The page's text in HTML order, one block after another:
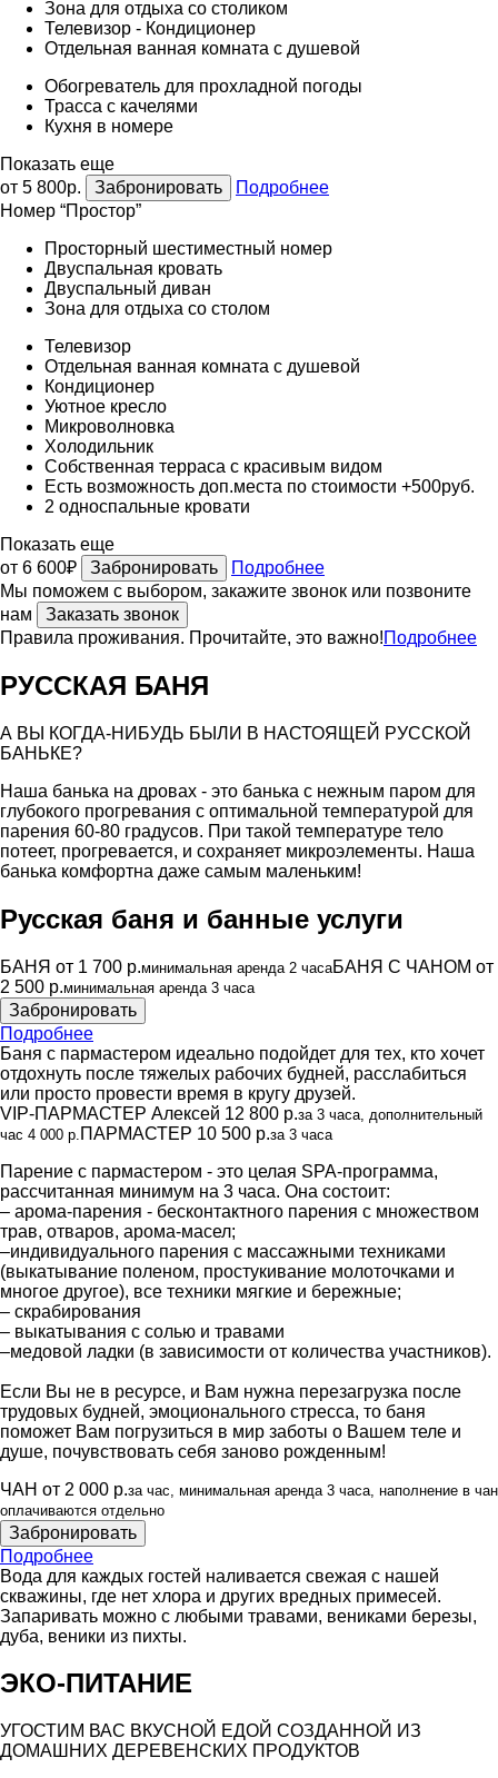
Зона для отдыха со столиком
Телевизор - Кондиционер
Отдельная ванная комната с душевой
Обогреватель для прохладной погоды
Трасса с качелями
Кухня в номере
Показать еще
от 5 800р.
Забронировать
Подробнее
Номер “Простор”
Просторный шестиместный номер
Двуспальная кровать
Двуспальный диван
Зона для отдыха со столом
Телевизор
Отдельная ванная комната с душевой
Кондиционер
Уютное кресло
Микроволновка
Холодильник
Собственная терраса с красивым видом
Есть возможность доп.места по стоимости +500руб.
2 односпальные кровати
Показать еще
от 6 600₽
Забронировать
Подробнее
Мы поможем с выбором, закажите звонок или позвоните
нам
Заказать звонок
Правила проживания. Прочитайте, это важно!Подробнее
РУССКАЯ БАНЯ
А ВЫ КОГДА-НИБУДЬ БЫЛИ В НАСТОЯЩЕЙ РУССКОЙ
БАНЬКЕ?
Наша банька на дровах - это банька с нежным паром для
глубокого прогревания с оптимальной температурой для
парения 60-80 градусов. При такой температуре тело
потеет, прогревается, и сохраняет микроэлементы. Наша
банька комфортна даже самым маленьким!
Русская баня и банные услуги
БАНЯ от 1 700 р.минимальная аренда 2 часаБАНЯ С ЧАНОМ от
2 500 р.минимальная аренда 3 часа
Забронировать
Подробнее
Баня с пармастером идеально подойдет для тех, кто хочет
отдохнуть после тяжелых рабочих будней, расслабиться
или просто провести время в кругу друзей.
VIP-ПАРМАСТЕР Алексей 12 800 р.за 3 часа, дополнительный
час 4 000 р. ПАРМАСТЕР 10 500 р.за 3 часа
Парение с пармастером - это целая SPA-программа,
рассчитанная минимум на 3 часа. Она состоит:
– арома-парения - бесконтактного парения с множеством
трав, отваров, арома-масел;
–индивидуального парения с массажными техниками
(выкатывание поленом, простукивание молоточками и
многое другое), все техники мягкие и бережные;
– скрабирования
– выкатывания с солью и травами
–медовой ладки (в зависимости от количества участников).
Если Вы не в ресурсе, и Вам нужна перезагрузка после
трудовых будней, эмоционального стресса, то баня
поможет Вам погрузиться в мир заботы о Вашем теле и
душе, почувствовать себя заново рожденным!
ЧАН от 2 000 р.за час, минимальная аренда 3 часа, наполнение в чан
оплачиваются отдельно
Забронировать
Подробнее
Вода для каждых гостей наливается свежая с нашей
скважины, где нет хлора и других вредных примесей.
Запаривать можно с любыми травами, вениками березы,
дуба, веники из пихты.
ЭКО-ПИТАНИЕ
УГОСТИМ ВАС ВКУСНОЙ ЕДОЙ СОЗДАННОЙ ИЗ
ДОМАШНИХ ДЕРЕВЕНСКИХ ПРОДУКТОВ